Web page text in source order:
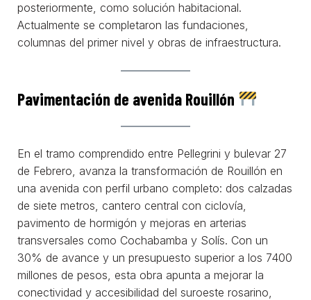
posteriormente, como solución habitacional.
Actualmente se completaron las fundaciones,
columnas del primer nivel y obras de infraestructura.
Pavimentación de avenida Rouillón
En el tramo comprendido entre Pellegrini y bulevar 27
de Febrero, avanza la transformación de Rouillón en
una avenida con perfil urbano completo: dos calzadas
de siete metros, cantero central con ciclovía,
pavimento de hormigón y mejoras en arterias
transversales como Cochabamba y Solís. Con un
30% de avance y un presupuesto superior a los 7400
millones de pesos, esta obra apunta a mejorar la
conectividad y accesibilidad del suroeste rosarino,